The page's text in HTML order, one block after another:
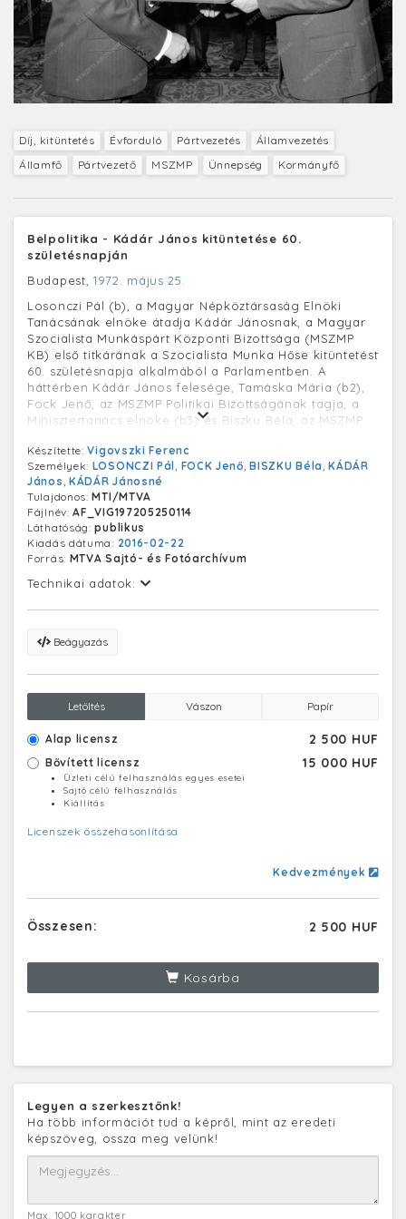
Díj, kitüntetés Évforduló Pártvezetés
Államvezetés
Államfő
Pártvezető MSZMP Ünnepség Kormányfő
Belpolitika - Kádár János kitüntetése 60.
születésnapján
Budapest, 1972. május 25.
Losonczi Pál (b), a Magyar Népköztársaság Elnöki
Tanácsának elnöke átadja Kádár Jánosnak, a Magyar
Szocialista Munkáspárt Központi Bizottsága (MSZMP
KB) első titkárának a Szocialista Munka Hőse kitüntetést
60. születésnapja alkalmából a Parlamentben. A
háttérben Kádár János felesége, Tamáska Mária (b2),
Fock Jenő, az MSZMP Politikai Bizottságának tagja, a
Minisztertanács elnöke (b3) és Biszku Béla, az MSZMP
Készítette:Vigovszki Ferenc
Személyek: LOSONCZI Pál FOCK Jenő ,BISZKU Béla ,KÁDÁR
János KÁDÁR Jánosné
Tulajdonos:MTI/MTVA
Fájlnév:AF_VIG197205250114
Láthatóság:publikus
Kiadás dátuma: 2016-02-22
Forrás: MTVA Sajtó- és Fotóarchívum
Technikai adatok:
Beágyazás
Letöltés Vászon Papír
Alap licensz 2 500 HUF
Bővített licensz 15 000 HUF
Üzleti célú felhasználás egyes esetei
Sajtó célú felhasználás
Kiállítás
Licenszek összehasonlítása
Kedvezmények
Összesen: 2 500 HUF
Kosárba
Legyen a szerkesztőnk!
Ha több információt tud a képről, mint az eredeti
képszöveg, ossza meg velünk!
Max. 1000 karakter